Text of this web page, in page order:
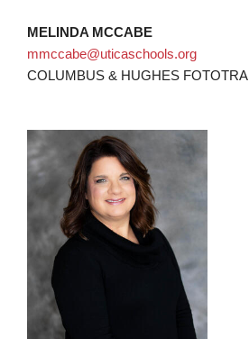
MELINDA MCCABE
mmccabe@uticaschools.org
COLUMBUS & HUGHES FOTOTRA